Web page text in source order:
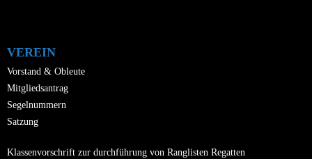
VEREIN
Vorstand & Obleute
Mitgliedsantrag
Segelnummern
Satzung
Klassenvorschrift zur durchführung von Ranglisten Regatten